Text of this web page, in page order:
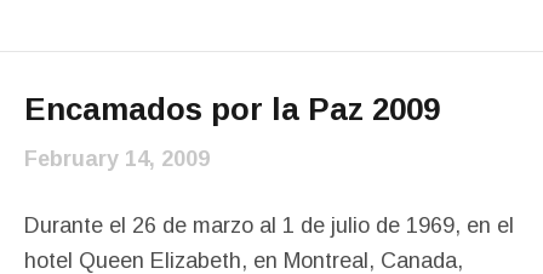
Encamados por la Paz 2009
February 14, 2009
Durante el 26 de marzo al 1 de julio de 1969, en el
hotel Queen Elizabeth, en Montreal, Canada,